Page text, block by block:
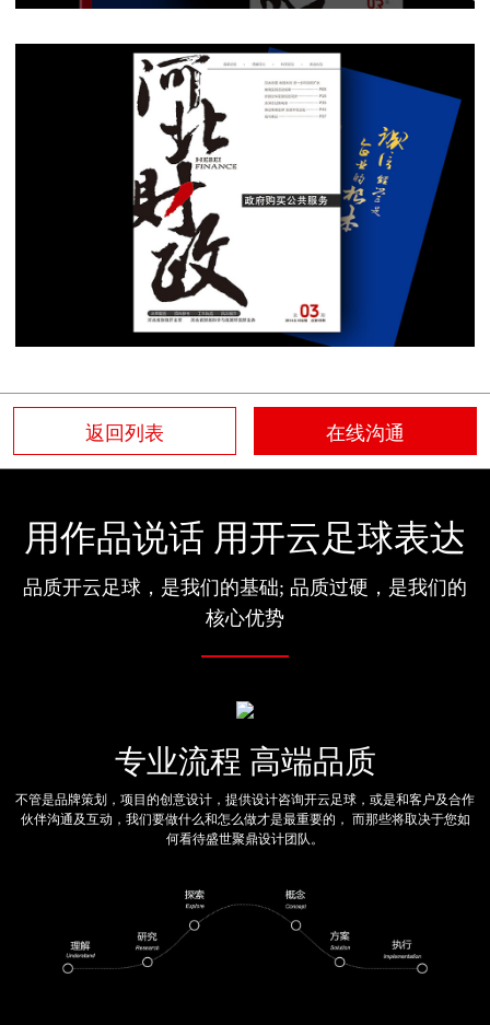
返回列表 在线沟通
用作品说话 用开云足球表达
品质开云足球，是我们的基础; 品质过硬，是我们的
核心优势
专业流程 高端品质
不管是品牌策划，项目的创意设计，提供设计咨询开云足球，或是和客户及合作
伙伴沟通及互动，我们要做什么和怎么做才是最重要的， 而那些将取决于您如
何看待盛世聚鼎设计团队。